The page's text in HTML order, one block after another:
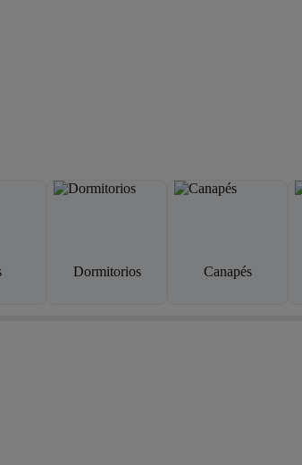
Dormitorios Canapés